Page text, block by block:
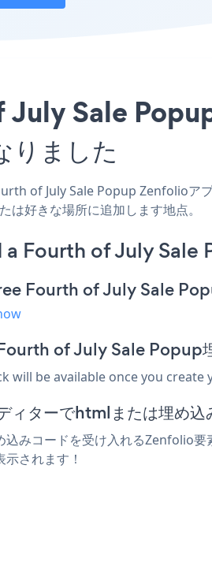
Sale
りました
of July Sale Popup Zenfolioア
は好きな場所に追加します地点。
a Fourth of July
Fourth of July Sale
of July Sale Popup埋
will be available once you create
ターでhtmlまたは埋め込
込みコードを受け入れるZenfolio
されます！